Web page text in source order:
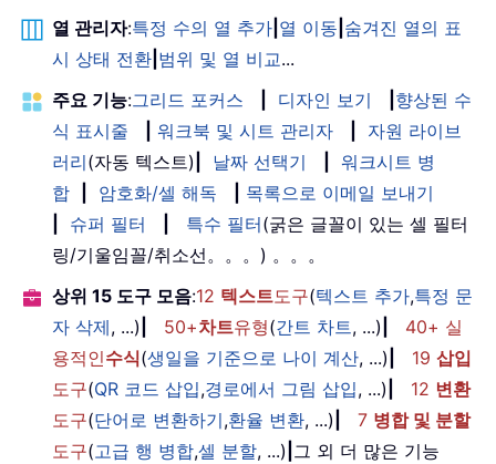
열 관리자:특정 수의 열 추가 열 이동 숨겨진 열의 표
시 상태 전환 범위 및 열 비교...
주요 기능:그리드 포커스 디자인 보기
향상된 수
식 표시줄
워크북 및 시트 관리자
자원 라이브
러리(자동 텍스트) 날짜 선택기
워크시트 병
합
암호화/셀 해독
목록으로 이메일 보내기
슈퍼 필터 특수 필터(굵은 글꼴이 있는 셀 필터
링/기울임꼴/취소선。。。) 。。。
상위 15 도구 모음:12 텍스트도구(텍스트 추가,특정 문
자 삭제, ...) 50+차트유형(간트 차트, ...)
40+ 실
용적인수식(생일을 기준으로 나이 계산, ...) 19 삽입
도구(QR 코드 삽입,경로에서 그림 삽입, ...) 12 변환
도구(단어로 변환하기,환율 변환, ...) 7 병합 및 분할
도구(고급 행 병합,셀 분할, ...) 그 외 더 많은 기능